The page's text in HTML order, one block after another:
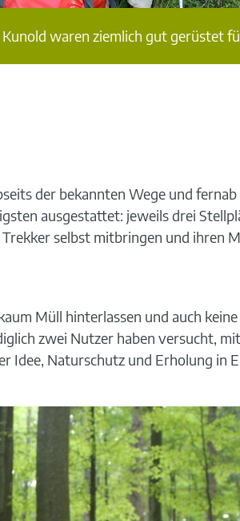
waren ziemlich gut gerüstet
der bekannten Wege und
ausgestattet: jeweils drei
selbst mitbringen und ihren
Müll hinterlassen und auch
zwei Nutzer haben versucht,
Naturschutz und Erholung in